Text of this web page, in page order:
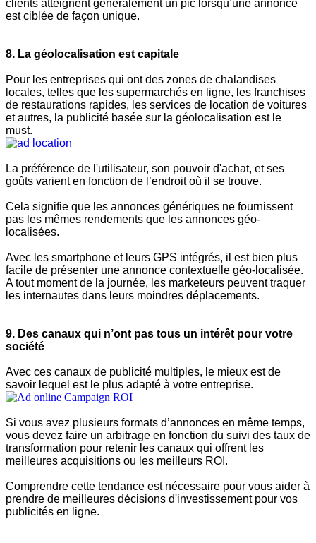
clients atteignent généralement un pic lorsqu’une annonce
est ciblée de façon unique.
8. La géolocalisation est capitale
Pour les entreprises qui ont des zones de chalandises
locales, telles que les supermarchés en ligne, les franchises
de restaurations rapides, les services de location de voitures
et autres, la publicité basée sur la géolocalisation est le
must.
La préférence de l'utilisateur, son pouvoir d'achat, et ses
goûts varient en fonction de l’endroit où il se trouve.
Cela signifie que les annonces génériques ne fournissent
pas les mêmes rendements que les annonces géo-
localisées.
Avec les smartphone et leurs GPS intégrés, il est bien plus
facile de présenter une annonce contextuelle géo-localisée.
A tout moment de la journée, les marketeurs peuvent traquer
les internautes dans leurs moindres déplacements.
9. Des canaux qui n’ont pas tous un intérêt pour votre
société
Avec ces canaux de publicité multiples, le mieux est de
savoir lequel est le plus adapté à votre entreprise.
Si vous avez plusieurs formats d’annonces en même temps,
vous devez faire un arbitrage en fonction du suivi des taux de
transformation pour retenir les canaux qui offrent les
meilleures acquisitions ou les meilleurs ROI.
Comprendre cette tendance est nécessaire pour vous aider à
prendre de meilleures décisions d'investissement pour vos
publicités en ligne.